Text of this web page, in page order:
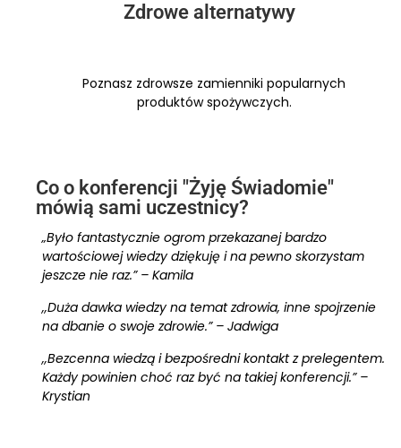
Zdrowe alternatywy
Poznasz zdrowsze zamienniki popularnych
produktów spożywczych.
Co o konferencji "Żyję Świadomie"
mówią sami uczestnicy?
„Było fantastycznie ogrom przekazanej bardzo
wartościowej wiedzy dziękuję i na pewno skorzystam
jeszcze nie raz.” – Kamila
,,Duża dawka wiedzy na temat zdrowia, inne spojrzenie
na dbanie o swoje zdrowie.” – Jadwiga
,,Bezcenna wiedzą i bezpośredni kontakt z prelegentem.
Każdy powinien choć raz być na takiej konferencji.” –
Krystian